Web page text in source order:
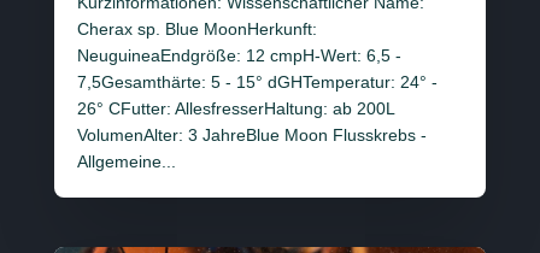
Cherax sp. Blue MoonHerkunft:
NeuguineaEndgröße: 12 cmpH-Wert: 6,5 -
7,5Gesamthärte: 5 - 15° dGHTemperatur: 24° -
26° CFutter: AllesfresserHaltung: ab 200L
VolumenAlter: 3 JahreBlue Moon Flusskrebs -
Allgemeine...